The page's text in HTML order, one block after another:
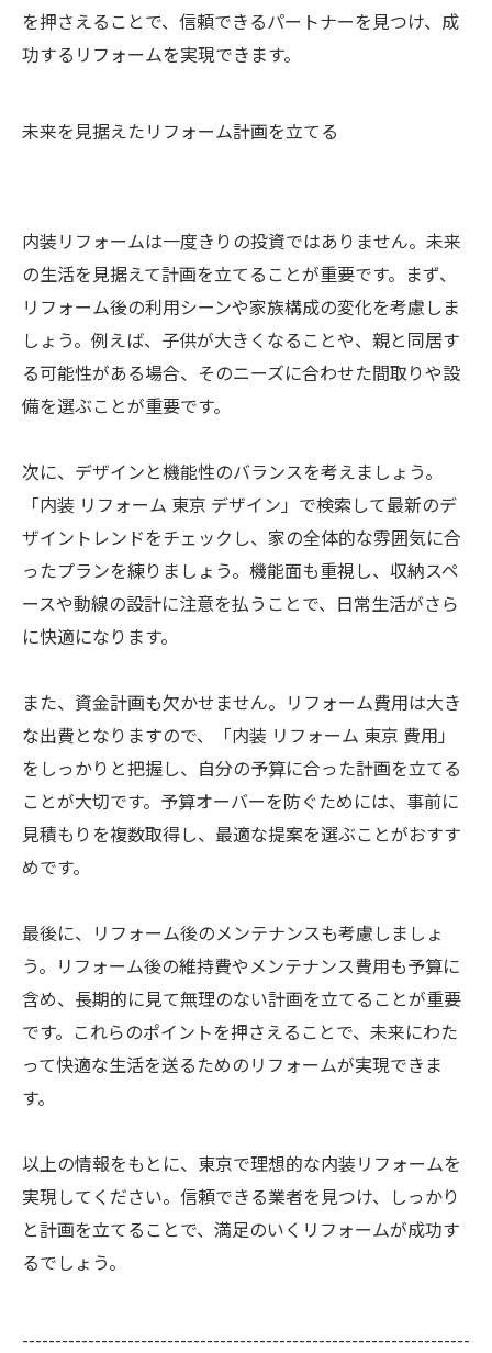
を押さえることで、信頼できるパートナーを見つけ、成
功するリフォームを実現できます。
未来を見据えたリフォーム計画を立てる
内装リフォームは一度きりの投資ではありません。未来
の生活を見据えて計画を立てることが重要です。まず、
リフォーム後の利用シーンや家族構成の変化を考慮しま
しょう。例えば、子供が大きくなることや、親と同居す
る可能性がある場合、そのニーズに合わせた間取りや設
備を選ぶことが重要です。
次に、デザインと機能性のバランスを考えましょう。
「内装 リフォーム 東京 デザイン」で検索して最新のデ
ザイントレンドをチェックし、家の全体的な雰囲気に合
ったプランを練りましょう。機能面も重視し、収納スペ
ースや動線の設計に注意を払うことで、日常生活がさら
に快適になります。
また、資金計画も欠かせません。リフォーム費用は大き
な出費となりますので、「内装 リフォーム 東京 費用」
をしっかりと把握し、自分の予算に合った計画を立てる
ことが大切です。予算オーバーを防ぐためには、事前に
見積もりを複数取得し、最適な提案を選ぶことがおすす
めです。
最後に、リフォーム後のメンテナンスも考慮しましょ
う。リフォーム後の維持費やメンテナンス費用も予算に
含め、長期的に見て無理のない計画を立てることが重要
です。これらのポイントを押さえることで、未来にわた
って快適な生活を送るためのリフォームが実現できま
す。
以上の情報をもとに、東京で理想的な内装リフォームを
実現してください。信頼できる業者を見つけ、しっかり
と計画を立てることで、満足のいくリフォームが成功す
るでしょう。
--------------------------------------------------------------------